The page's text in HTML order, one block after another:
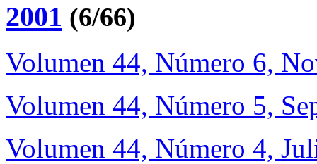
2001 (6/66)
Volumen 44, Número 6,
Volumen 44, Número 5,
Volumen 44, Número 4,